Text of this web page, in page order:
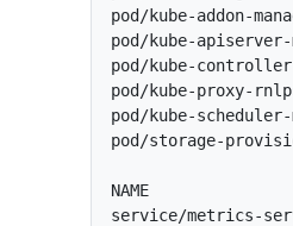
pod/kube-addon-
pod/kube-
pod/kube-
pod/kube-
pod/kube-
pod/storage-
NAME
service/metrics-